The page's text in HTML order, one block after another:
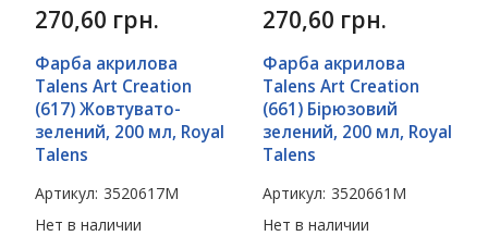
270,60 грн.
Фарба акрилова
Talens Art Creation
(617) Жовтувато-
зелений, 200 мл, Royal
Talens
Артикул: 3520617M
Нет в наличии
270,60 грн.
Фарба акрилова
Talens Art Creation
(661) Бірюзовий
зелений, 200 мл, Royal
Talens
Артикул: 3520661M
Нет в наличии